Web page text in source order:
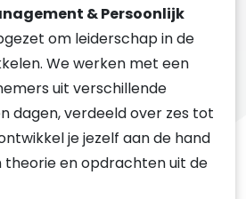
& Persoonlijk
om leiderschap in de
We werken met een
uit verschillende
dagen, verdeeld over zes tot
je jezelf aan de hand
en opdrachten uit de